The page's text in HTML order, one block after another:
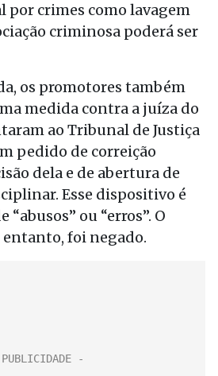
crimes como lavagem
criminosa poderá ser
os promotores também
medida contra a juíza do
ao Tribunal de Justiça
pedido de correição
dela e de abertura de
Esse dispositivo é
“abusos” ou “erros”. O
foi negado.